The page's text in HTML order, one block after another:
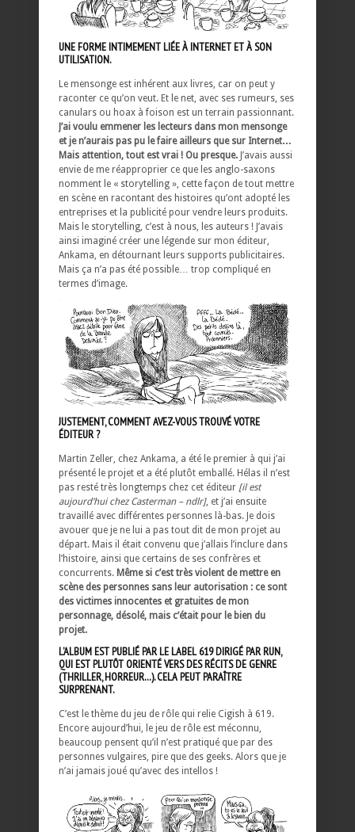
UNE FORME INTIMEMENT LIÉE À INTERNET ET À SON
UTILISATION.
Le mensonge est inhérent aux livres, car on peut y
raconter ce qu’on veut. Et le net, avec ses rumeurs, ses
canulars ou hoax à foison est un terrain passionnant.
J’ai voulu emmener les lecteurs dans mon mensonge
et je n’aurais pas pu le faire ailleurs que sur Internet…
Mais attention, tout est vrai ! Ou presque. J’avais aussi
envie de me réapproprier ce que les anglo-saxons
nomment le « storytelling », cette façon de tout mettre
en scène en racontant des histoires qu’ont adopté les
entreprises et la publicité pour vendre leurs produits.
Mais le storytelling, c’est à nous, les auteurs ! J’avais
ainsi imaginé créer une légende sur mon éditeur,
Ankama, en détournant leurs supports publicitaires.
Mais ça n’a pas été possible… trop compliqué en
termes d’image.
JUSTEMENT, COMMENT AVEZ-VOUS TROUVÉ VOTRE
ÉDITEUR ?
Martin Zeller, chez Ankama, a été le premier à qui j’ai
présenté le projet et a été plutôt emballé. Hélas il n’est
pas resté très longtemps chez cet éditeur [il est
aujourd’hui chez Casterman – ndlr], et j’ai ensuite
travaillé avec différentes personnes là-bas. Je dois
avouer que je ne lui a pas tout dit de mon projet au
départ. Mais il était convenu que j’allais l’inclure dans
l’histoire, ainsi que certains de ses confrères et
concurrents. Même si c’est très violent de mettre en
scène des personnes sans leur autorisation : ce sont
des victimes innocentes et gratuites de mon
personnage, désolé, mais c’était pour le bien du
projet.
L’ALBUM EST PUBLIÉ PAR LE LABEL 619 DIRIGÉ PAR RUN,
QUI EST PLUTÔT ORIENTÉ VERS DES RÉCITS DE GENRE
(THRILLER, HORREUR…). CELA PEUT PARAÎTRE
SURPRENANT.
C’est le thème du jeu de rôle qui relie Cigish à 619.
Encore aujourd’hui, le jeu de rôle est méconnu,
beaucoup pensent qu’il n’est pratiqué que par des
personnes vulgaires, pire que des geeks. Alors que je
n’ai jamais joué qu’avec des intellos !